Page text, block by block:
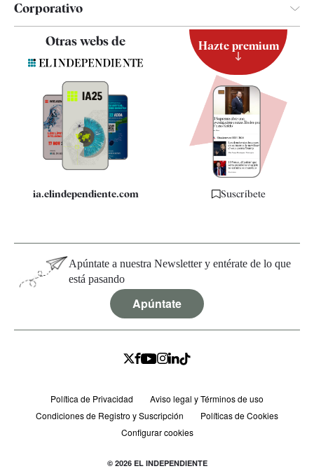
Corporativo
Contacto
Quiénes somos
Especificaciones
Otras webs de
ia.elindependiente.com
Hazte premium
Suscríbete
Apúntate a nuestra Newsletter y entérate de lo que
está pasando
Apúntate
Política de Privacidad
Aviso legal y Términos de uso
Condiciones de Registro y Suscripción
Políticas de Cookies
Configurar cookies
© 2026 EL INDEPENDIENTE